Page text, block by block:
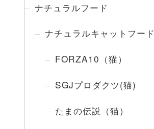
ナチュラルフード
ナチュラルキャットフード
FORZA10（猫）
SGJプロダクツ(猫)
たまの伝説（猫）